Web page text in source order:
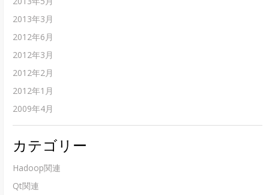
2013年3月
2012年6月
2012年3月
2012年2月
2012年1月
2009年4月
カテゴリー
Hadoop関連
Qt関連